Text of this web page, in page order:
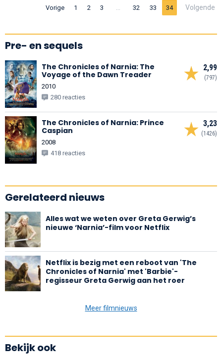
Vorige 1 2 3 32 33 34 Volgende
Pre- en sequels
2,99
(797)
The Chronicles of Narnia: The
Voyage of the Dawn Treader
2010
280 reacties
3,23
(1426)
The Chronicles of Narnia: Prince
Caspian
2008
418 reacties
Gerelateerd nieuws
Alles wat we weten over Greta Gerwig’s
nieuwe ‘Narnia’-film voor Netflix
Netflix is bezig met een reboot van 'The
Chronicles of Narnia' met 'Barbie'-
regisseur Greta Gerwig aan het roer
Meer filmnieuws
Bekijk ook